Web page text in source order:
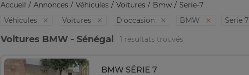
Accueil Annonces Véhicules Voitures Bmw
Serie-7
Véhicules
Voitures D'occasion BMW Serie 7
Voitures BMW - Sénégal 1 résultats trouvés
BMW SÉRIE 7